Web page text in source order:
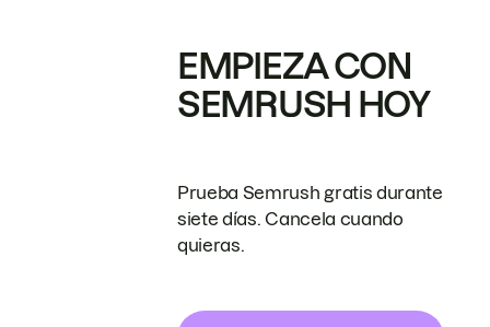
EMPIEZA CON
SEMRUSH HOY
Prueba Semrush gratis durante
siete días. Cancela cuando
quieras.